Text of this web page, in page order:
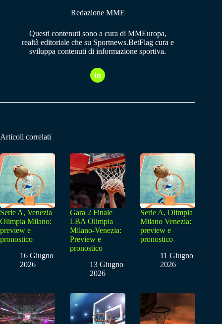
Redazione MME
Questi contenuti sono a cura di MMEuropa,
realtà editoriale che su Sportnews.BetFlag cura e
sviluppa contenuti di informazione sportiva.
Articoli correlati
Serie A, Venezia
Olimpia Milano:
preview e
pronostico
16 Giugno
2026
Gara 2 Finale
LBA Olimpia
Milano-Venezia:
Preview e
pronostico
13 Giugno
2026
Serie A, Olimpia
Milano Venezia:
preview e
pronostico
11 Giugno
2026